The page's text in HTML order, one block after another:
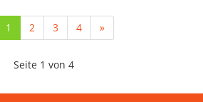
1 (current)
2 3 4 »
Seite 1 von 4